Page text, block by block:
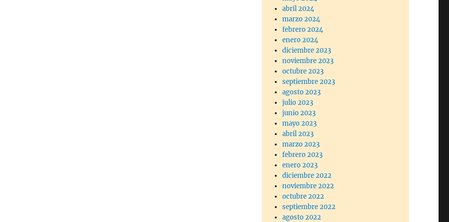
abril 2024
marzo 2024
febrero 2024
enero 2024
diciembre 2023
noviembre 2023
octubre 2023
septiembre 2023
agosto 2023
julio 2023
junio 2023
mayo 2023
abril 2023
marzo 2023
febrero 2023
enero 2023
diciembre 2022
noviembre 2022
octubre 2022
septiembre 2022
agosto 2022